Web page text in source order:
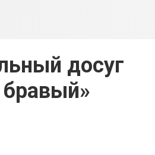
досуг